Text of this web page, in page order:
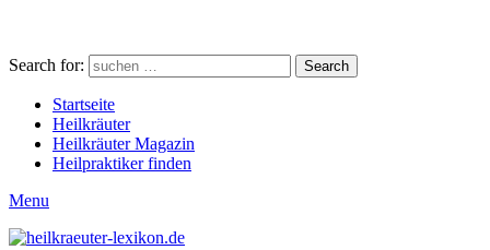
Search for: Search
Startseite
Heilkräuter
Heilkräuter Magazin
Heilpraktiker finden
Menu